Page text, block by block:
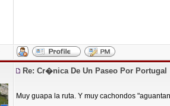
Re: Cr�nica De Un Paseo Por Portugal
Muy guapa la ruta. Y muy cachondos